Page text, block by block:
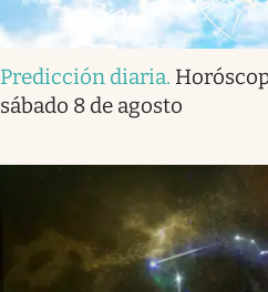
Predicción diaria.
sábado 8 de agosto